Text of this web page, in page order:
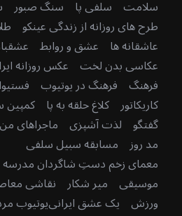
سلامت سلفی پا سنگ صبور
طرح های روزانه از زندگی عینکو
عاشقانه ها عشق و روابط
عکاسی بدن لخت عکس روزانه
فرهنگ فرهنگ در یوتیوب
کاریکاتور کلاغ حلقه به پا کمپین
گفتگو لذت آشپزی ماجراهای
مد روز مسابقه سبیل سلفی
معمای زخم دستِ شاگردان مدرسه
موسیقی میر شکار نقاشی
ورزش یک عشق ایرانییوتیوب